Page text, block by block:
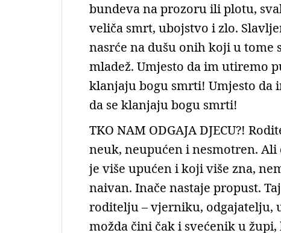
bundeva na prozoru ili plotu,
veliča smrt, ubojstvo i zlo.
nasrće na dušu onih koji u tome
mladež. Umjesto da im utiremo
klanjaju bogu smrti! Umjesto
da se klanjaju bogu smrti!
TKO NAM ODGAJA DJECU?!
neuk, neupućen i nesmotren.
je više upućen i koji više zna,
naivan. Inače nastaje propust.
roditelju – vjerniku,
možda čini čak i svećenik u